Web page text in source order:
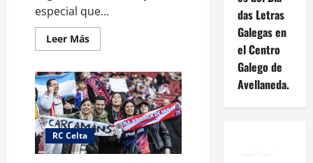
especial que...
Leer MásLeer
más
Revive
la
historia
del
Celta
con
Lendas:
Tour
especial
RC Celta
das Letras
Galegas en
el Centro
Galego de
Avellaneda.